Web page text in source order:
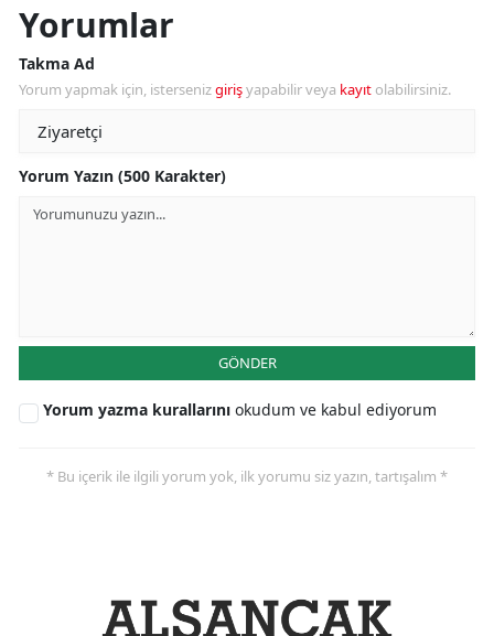
Yorumlar
Takma Ad
Yorum yapmak için, istersenizgirişyapabilir veya kayıt olabilirsiniz.
Yorum Yazın (500 Karakter)
GÖNDER
Yorum yazma kurallarını okudum ve kabul ediyorum
* Bu içerik ile ilgili yorum yok, ilk yorumu siz yazın, tartışalım *